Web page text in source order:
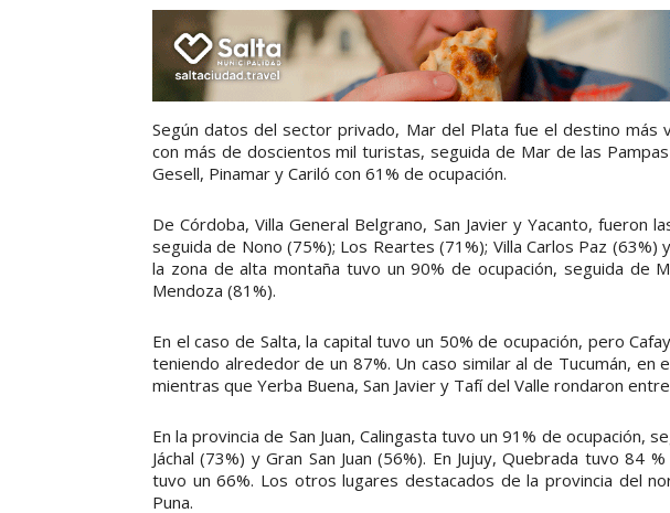
Según datos del sector privado, Mar del Plata fue el destino más
con más de doscientos mil turistas, seguida de Mar de las
Gesell, Pinamar y Cariló con 61% de ocupación.
De Córdoba, Villa General Belgrano, San Javier y Yacanto, fueron
seguida de Nono (75%); Los Reartes (71%); Villa Carlos Paz (63%)
la zona de alta montaña tuvo un 90% de ocupación, seguida de
Mendoza (81%).
En el caso de Salta, la capital tuvo un 50% de ocupación, pero
teniendo alrededor de un 87%. Un caso similar al de Tucumán, en
mientras que Yerba Buena, San Javier y Tafí del Valle rondaron
En la provincia de San Juan, Calingasta tuvo un 91% de ocupación,
Jáchal (73%) y Gran San Juan (56%). En Jujuy, Quebrada tuvo 84
tuvo un 66%. Los otros lugares destacados de la provincia del
Puna.